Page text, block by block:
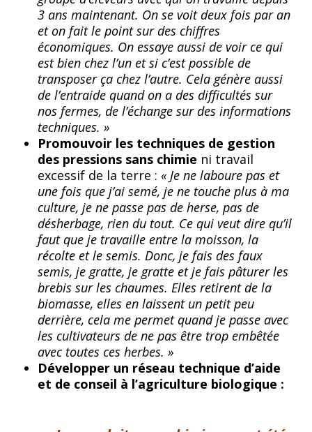
3 ans maintenant. On se voit deux fois par an
et on fait le point sur des chiffres
économiques. On essaye aussi de voir ce qui
est bien chez l’un et si c’est possible de
transposer ça chez l’autre. Cela génère aussi
de l’entraide quand on a des difficultés sur
nos fermes, de l’échange sur des informations
techniques. »
Promouvoir les techniques de gestion
des pressions sans chimie ni travail
excessif de la terre : « Je ne laboure pas et
une fois que j’ai semé, je ne touche plus à ma
culture, je ne passe pas de herse, pas de
désherbage, rien du tout. Ce qui veut dire qu’il
faut que je travaille entre la moisson, la
récolte et le semis. Donc, je fais des faux
semis, je gratte, je gratte et je fais pâturer les
brebis sur les chaumes. Elles retirent de la
biomasse, elles en laissent un petit peu
derrière, cela me permet quand je passe avec
les cultivateurs de ne pas être trop embêtée
avec toutes ces herbes. »
Développer un réseau technique d’aide
et de conseil à l’agriculture biologique :